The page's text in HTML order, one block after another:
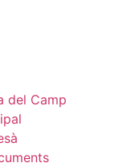
del Camp